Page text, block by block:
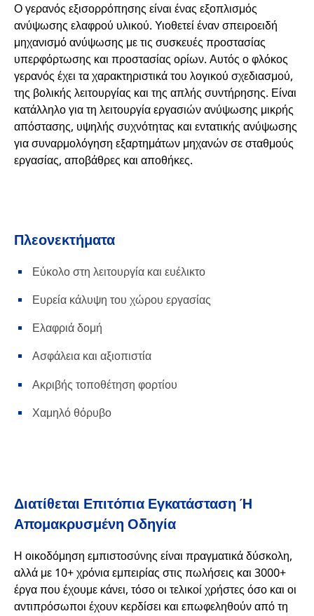
Ο γερανός εξισορρόπησης είναι ένας εξοπλισμός
ανύψωσης ελαφρού υλικού. Υιοθετεί έναν σπειροειδή
μηχανισμό ανύψωσης με τις συσκευές προστασίας
υπερφόρτωσης και προστασίας ορίων. Αυτός ο φλόκος
γερανός έχει τα χαρακτηριστικά του λογικού σχεδιασμού,
της βολικής λειτουργίας και της απλής συντήρησης. Είναι
κατάλληλο για τη λειτουργία εργασιών ανύψωσης μικρής
απόστασης, υψηλής συχνότητας και εντατικής ανύψωσης
για συναρμολόγηση εξαρτημάτων μηχανών σε σταθμούς
εργασίας, αποβάθρες και αποθήκες.
Πλεονεκτήματα
Εύκολο στη λειτουργία και ευέλικτο
Ευρεία κάλυψη του χώρου εργασίας
Ελαφριά δομή
Ασφάλεια και αξιοπιστία
Ακριβής τοποθέτηση φορτίου
Χαμηλό θόρυβο
Διατίθεται Επιτόπια Εγκατάσταση Ή
Απομακρυσμένη Οδηγία
Η οικοδόμηση εμπιστοσύνης είναι πραγματικά δύσκολη,
αλλά με 10+ χρόνια εμπειρίας στις πωλήσεις και 3000+
έργα που έχουμε κάνει, τόσο οι τελικοί χρήστες όσο και οι
αντιπρόσωποι έχουν κερδίσει και επωφεληθούν από τη